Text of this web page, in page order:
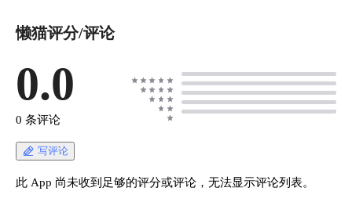
懒猫评分/评论
0.0
0 条评论
写评论
此 App 尚未收到足够的评分或评论，无法显示评论列表。